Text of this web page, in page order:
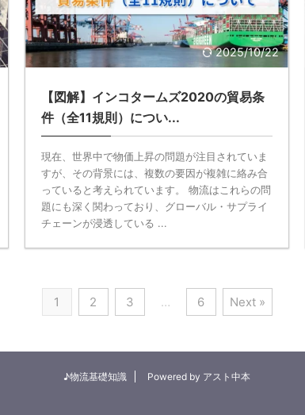
2025/10/22
【図解】インコタームズ2020の貿易条
件（全11規則）につい...
現在、世界中で物価上昇の問題が注目されていま
すが、その背景には、複数の要因が複雑に絡み合
っていると考えられています。 物流はこれらの問
題にも深く関わっており、グローバル・サプライ
チェーンが浸透している ...
1 2 3 … 6 Next »
♪物流基礎知識 Powered by アスト中本